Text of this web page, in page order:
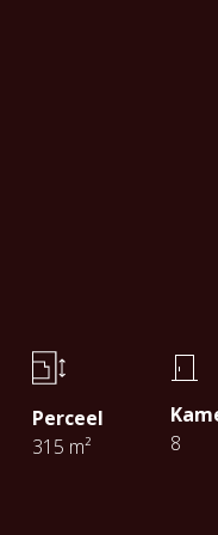
Perceel
315 m²
8